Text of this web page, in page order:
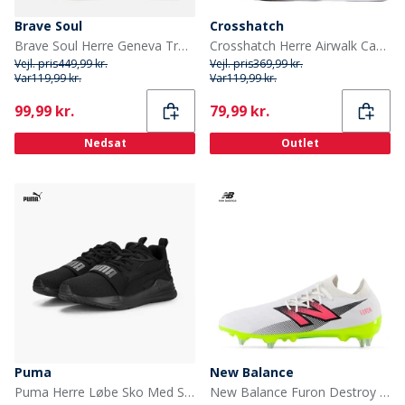
Brave Soul
Brave Soul Herre Geneva Træningssko Navy
Vejl. pris449,99 kr.
Var119,99 kr.
Current
99,99 kr.
Nedsat
Crosshatch
Crosshatch Herre Airwalk Canvas Pumps Blå
Vejl. pris369,99 kr.
Var119,99 kr.
Current
79,99 kr.
Outlet
Puma
Puma Herre Løbe Sko Med Støtte Puma Black
New Balance
New Balance Furon Destroy V7 SG / Soft Ground Fodboldstøvler Hvid